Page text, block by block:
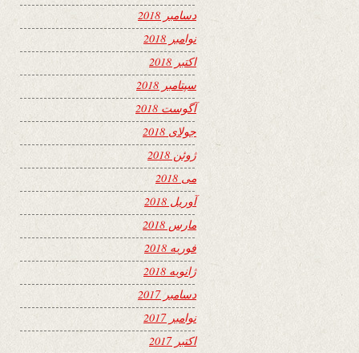
دسامبر 2018
نوامبر 2018
اکتبر 2018
سپتامبر 2018
آگوست 2018
جولای 2018
ژوئن 2018
می 2018
آوریل 2018
مارس 2018
فوریه 2018
ژانویه 2018
دسامبر 2017
نوامبر 2017
اکتبر 2017